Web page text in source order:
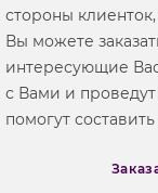
стороны
Вы можете
интересующие
с Вами и
помогут